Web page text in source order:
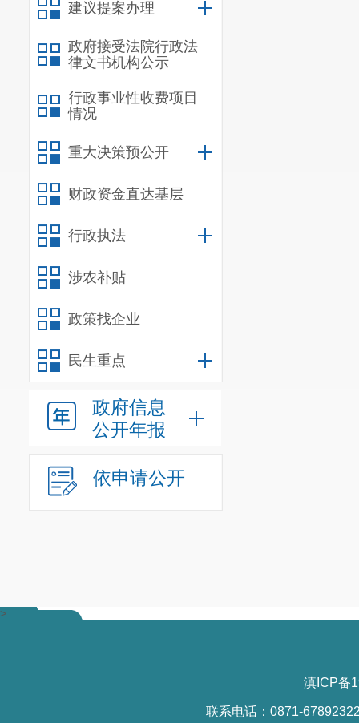
建议提案办理
政府接受法院行政法
律文书机构公示
行政事业性收费项目
情况
重大决策预公开
财政资金直达基层
行政执法
涉农补贴
政策找企业
民生重点
政府信息
公开年报
依申请公开
>
滇ICP备
联系电话：0871-